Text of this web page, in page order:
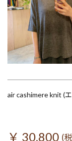
air cashimere knit (
￥ 30,800 (